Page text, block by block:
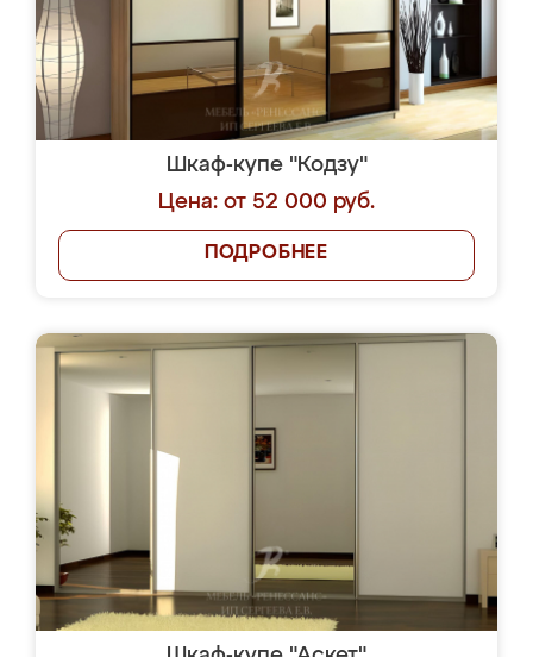
Шкаф-купе "Кодзу"
Цена: от 52 000 руб.
ПОДРОБНЕЕ